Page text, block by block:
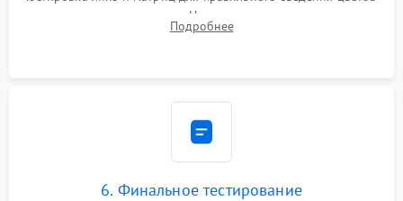
и устранения размытия. Надежное подключение всех
шлейфов, установка датчиков и закрытие корпуса
Подробнее
6. Финальное тестирование